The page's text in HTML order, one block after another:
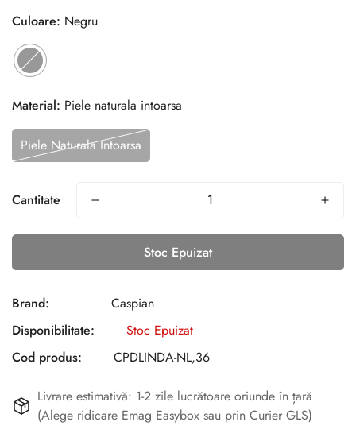
Culoare: Negru
Material: Piele naturala intoarsa
Piele Naturala Intoarsa
Cantitate
Stoc Epuizat
Brand:
Caspian
Disponibilitate:
Stoc Epuizat
Cod produs:
CPDLINDA-NL,36
Livrare estimativă: 1-2 zile lucrătoare oriunde în țară
(Alege ridicare Emag Easybox sau prin Curier GLS)